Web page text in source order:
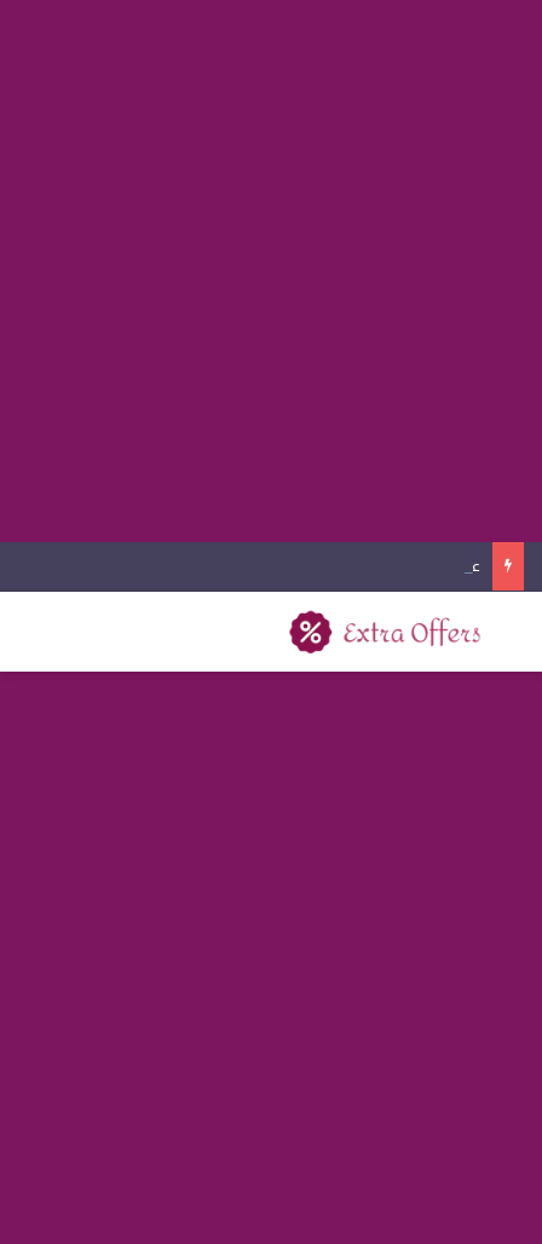
عروض كفرات السيارات اليوم الوطني 2026
بحث عن